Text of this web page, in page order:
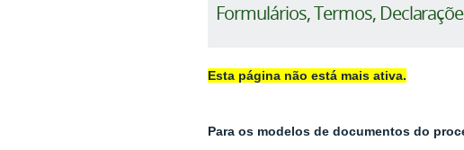
Formulários, Termos,
Esta página não está mais ativa.
Para os modelos de documentos do